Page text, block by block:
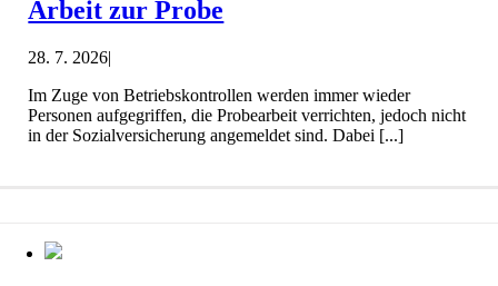
Arbeit zur Probe
28. 7. 2026|
Im Zuge von Betriebskontrollen werden immer wieder
Personen aufgegriffen, die Probearbeit verrichten, jedoch nicht
in der Sozialversicherung angemeldet sind. Dabei [...]